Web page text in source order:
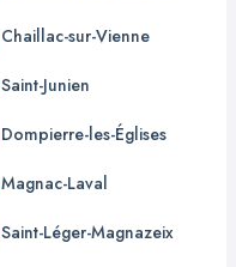
Chaillac-sur-Vienne
Saint-Junien
Dompierre-les-Églises
Magnac-Laval
Saint-Léger-Magnazeix